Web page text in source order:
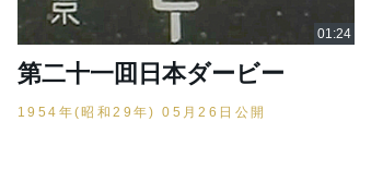
第二十一囬日本ダービー
1954年(昭和29年) 05月26日公開